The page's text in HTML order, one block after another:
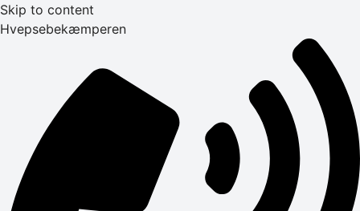
Skip to content
Hvepsebekæmperen